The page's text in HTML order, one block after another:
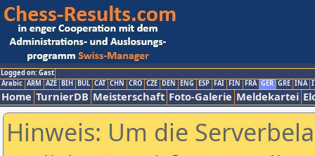
Logged on: Gast
Arabic ARM AZE BIH BUL CAT CHN CRO CZE DEN ENG ESP FAI FIN FRA GER GRE INA
Home TurnierDB Meisterschaft Foto-Galerie Meldekartei
Hinweis: Um die